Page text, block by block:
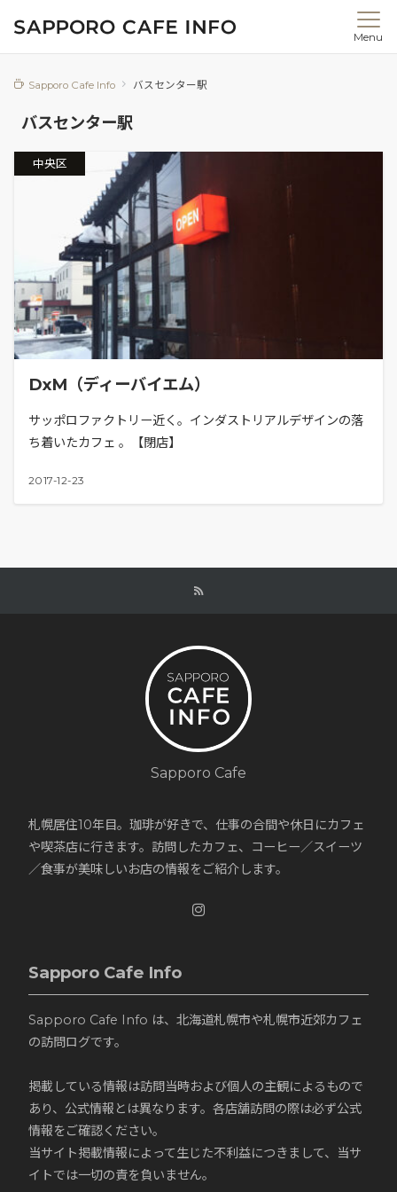
Menu
Sapporo Cafe Info バスセンター駅
バスセンター駅
中央区
DxM（ディーバイエム）
サッポロファクトリー近く。インダストリアルデザインの落
ち着いたカフェ 。【閉店】
2017-12-23
Sapporo Cafe
札幌居住10年目。珈琲が好きで、仕事の合間や休日にカフェ
や喫茶店に行きます。訪問したカフェ、コーヒー／スイーツ
／食事が美味しいお店の情報をご紹介します。
Sapporo Cafe Info
Sapporo Cafe Info は、北海道札幌市や札幌市近郊カフェ
の訪問ログです。
掲載している情報は訪問当時および個人の主観によるもので
あり、公式情報とは異なります。各店舗訪問の際は必ず公式
情報をご確認ください。
当サイト掲載情報によって生じた不利益につきまして、当サ
イトでは一切の責を負いません。